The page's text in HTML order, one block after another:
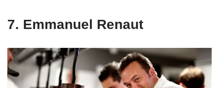
7. Emmanuel Renaut